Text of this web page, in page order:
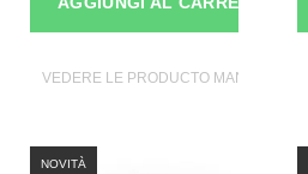
VEDERE LE PRODUCTO MANICHINI
NOVITÀ